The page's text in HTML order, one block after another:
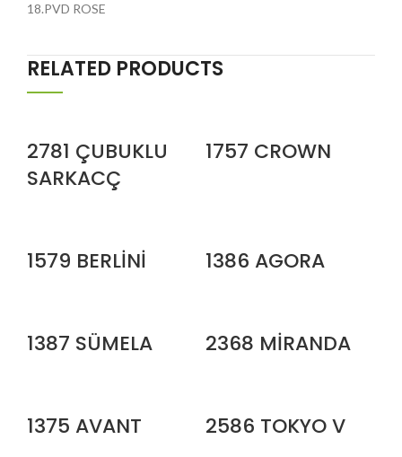
18.PVD ROSE
RELATED PRODUCTS
2781 ÇUBUKLU
SARKACÇ
1757 CROWN
1579 BERLİNİ 1386 AGORA
1387 SÜMELA 2368 MİRANDA
1375 AVANT 2586 TOKYO V